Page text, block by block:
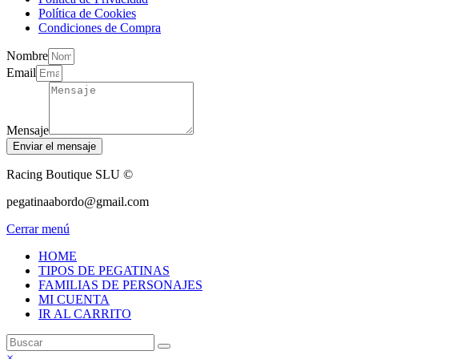
Política de Cookies
Condiciones de Compra
Nombre
Email
Mensaje
Enviar el mensaje
Racing Boutique SLU ©
pegatinaabordo@gmail.com
Cerrar menú
HOME
TIPOS DE PEGATINAS
FAMILIAS DE PERSONAJES
MI CUENTA
IR AL CARRITO